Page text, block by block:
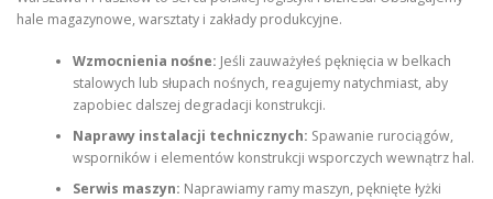
hale magazynowe, warsztaty i zakłady produkcyjne.
Wzmocnienia nośne: Jeśli zauważyłeś pęknięcia w belkach
stalowych lub słupach nośnych, reagujemy natychmiast, aby
zapobiec dalszej degradacji konstrukcji.
Naprawy instalacji technicznych: Spawanie rurociągów,
wsporników i elementów konstrukcji wsporczych wewnątrz hal.
Serwis maszyn: Naprawiamy ramy maszyn, pęknięte łyżki